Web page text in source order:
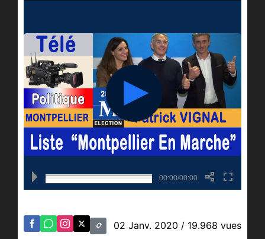
00:00/00:00
02 Janv. 2020 / 19.968 vues